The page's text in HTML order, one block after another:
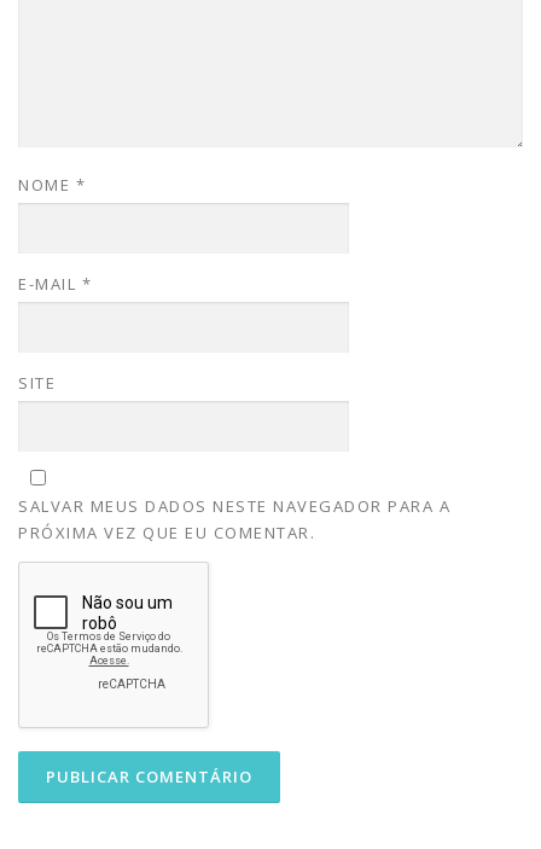
NOME *
E-MAIL *
SITE
SALVAR MEUS DADOS NESTE NAVEGADOR PARA A
PRÓXIMA VEZ QUE EU COMENTAR.